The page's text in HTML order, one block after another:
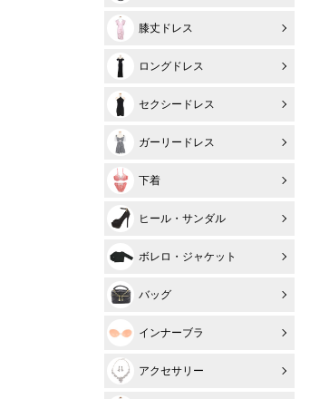
膝丈ドレス
ロングドレス
セクシードレス
ガーリードレス
下着
ヒール・サンダル
ボレロ・ジャケット
バッグ
インナーブラ
アクセサリー